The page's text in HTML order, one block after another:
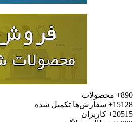
محصولات
سفارش‌ها تکمیل شده
کاربران